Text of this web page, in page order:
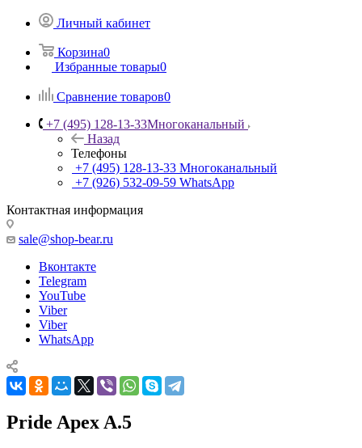
Личный кабинет
Корзина0
Избранные товары0
Сравнение товаров0
+7 (495) 128-13-33Многоканальный
Назад
Телефоны
+7 (495) 128-13-33 Многоканальный
+7 (926) 532-09-59 WhatsApp
Контактная информация
sale@shop-bear.ru
Вконтакте
Telegram
YouTube
Viber
Viber
WhatsApp
Pride Apex A.5